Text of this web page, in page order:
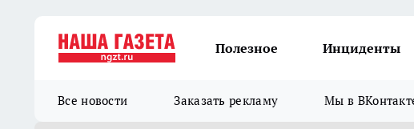
Полезное Инциденты
Все новости Заказать рекламу Мы в